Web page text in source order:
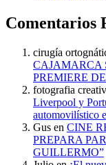
Comentarios
cirugía
CAJAMARCA
PREMIERE
fotografia
Liverpool y
automovilístico
Gus en CINE
PREPARA
GUILLERMO”